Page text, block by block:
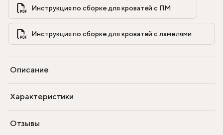
Инструкция по сборке для кроватей с ПМ
Описание
Характеристики
Отзывы